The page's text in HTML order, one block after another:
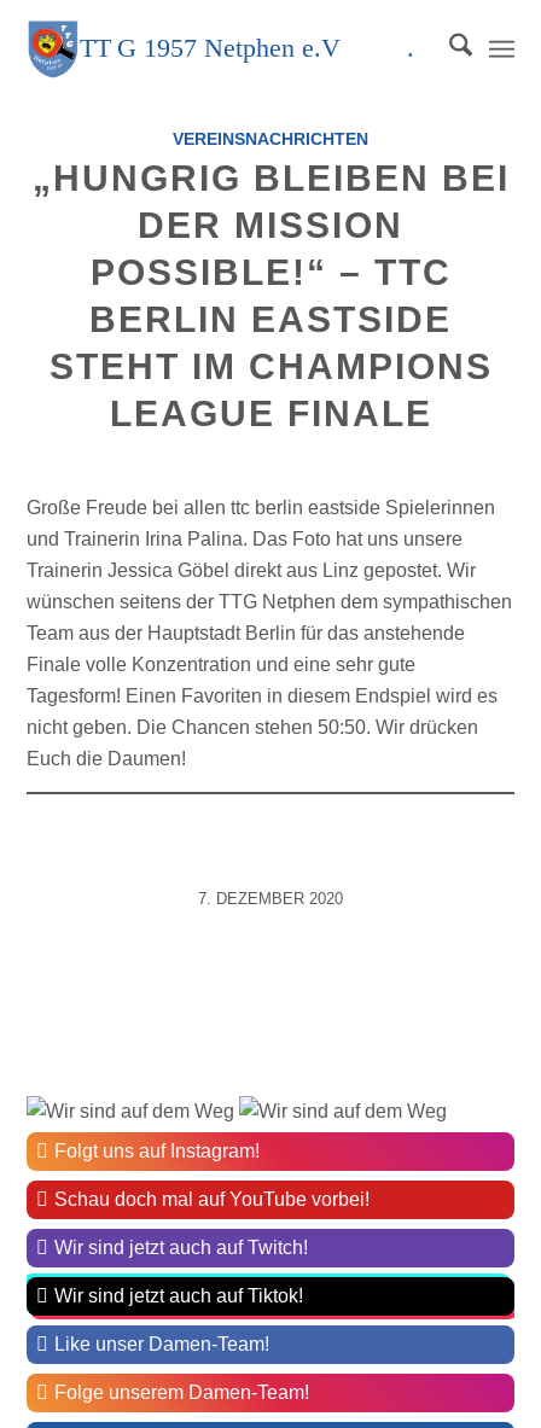
TT G 1957 Netphen e.V .
VEREINSNACHRICHTEN
„HUNGRIG BLEIBEN BEI
DER MISSION
POSSIBLE!“ – TTC
BERLIN EASTSIDE
STEHT IM CHAMPIONS
LEAGUE FINALE
Große Freude bei allen ttc berlin eastside Spielerinnen
und Trainerin Irina Palina. Das Foto hat uns unsere
Trainerin Jessica Göbel direkt aus Linz gepostet. Wir
wünschen seitens der TTG Netphen dem sympathischen
Team aus der Hauptstadt Berlin für das anstehende
Finale volle Konzentration und eine sehr gute
Tagesform! Einen Favoriten in diesem Endspiel wird es
nicht geben. Die Chancen stehen 50:50. Wir drücken
Euch die Daumen!
7. DEZEMBER 2020
Folgt uns auf Instagram!
Schau doch mal auf YouTube vorbei!
Wir sind jetzt auch auf Twitch!
Wir sind jetzt auch auf Tiktok!
Like unser Damen-Team!
Folge unserem Damen-Team!